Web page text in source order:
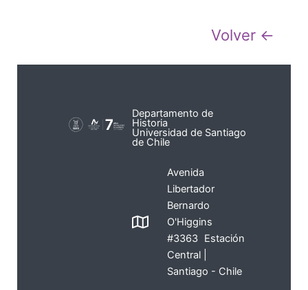
Volver ←
Departamento de
Historia
Universidad de Santiago
de Chile
Avenida
Libertador
Bernardo
O'Higgins
#3363 Estación
Central |
Santiago - Chile